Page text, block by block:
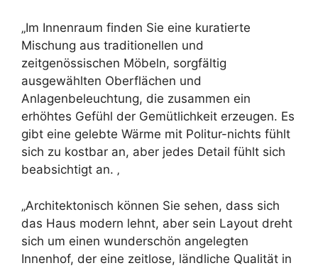
„Im Innenraum finden Sie eine kuratierte
Mischung aus traditionellen und
zeitgenössischen Möbeln, sorgfältig
ausgewählten Oberflächen und
Anlagenbeleuchtung, die zusammen ein
erhöhtes Gefühl der Gemütlichkeit erzeugen. Es
gibt eine gelebte Wärme mit Politur-nichts fühlt
sich zu kostbar an, aber jedes Detail fühlt sich
beabsichtigt an. ‚
„Architektonisch können Sie sehen, dass sich
das Haus modern lehnt, aber sein Layout dreht
sich um einen wunderschön angelegten
Innenhof, der eine zeitlose, ländliche Qualität in